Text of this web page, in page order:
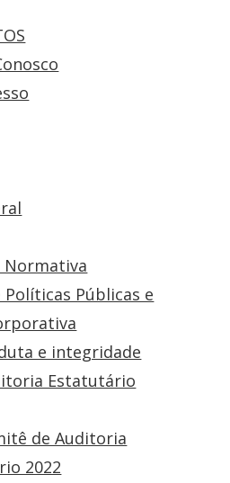
Normativa
Políticas Públicas e
e integridade
Estatutário
de Auditoria
2022